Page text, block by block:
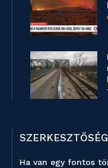
SZERKESZTŐSÉG
Ha van egy fontos